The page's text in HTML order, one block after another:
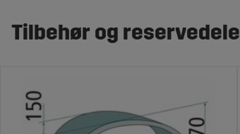
Tilbehør og reservedele